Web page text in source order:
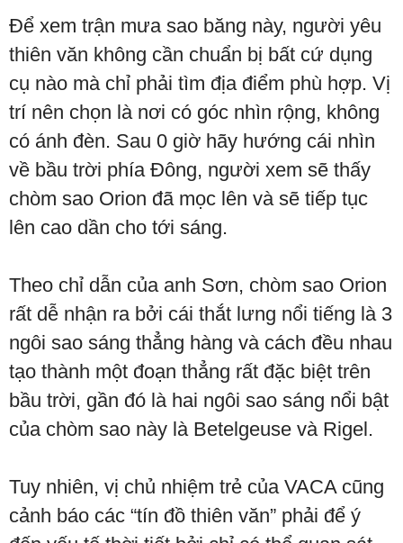
Để xem trận mưa sao băng này, người yêu
thiên văn không cần chuẩn bị bất cứ dụng
cụ nào mà chỉ phải tìm địa điểm phù hợp. Vị
trí nên chọn là nơi có góc nhìn rộng, không
có ánh đèn. Sau 0 giờ hãy hướng cái nhìn
về bầu trời phía Đông, người xem sẽ thấy
chòm sao Orion đã mọc lên và sẽ tiếp tục
lên cao dần cho tới sáng.
Theo chỉ dẫn của anh Sơn, chòm sao Orion
rất dễ nhận ra bởi cái thắt lưng nổi tiếng là 3
ngôi sao sáng thẳng hàng và cách đều nhau
tạo thành một đoạn thẳng rất đặc biệt trên
bầu trời, gần đó là hai ngôi sao sáng nổi bật
của chòm sao này là Betelgeuse và Rigel.
Tuy nhiên, vị chủ nhiệm trẻ của VACA cũng
cảnh báo các “tín đồ thiên văn” phải để ý